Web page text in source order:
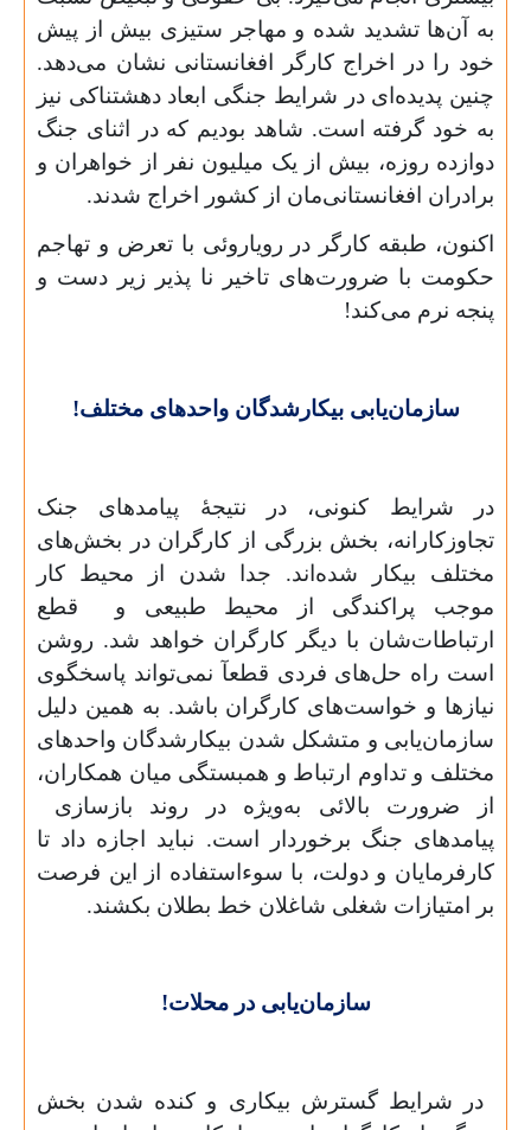
به آن‌ها تشدید شده و مهاجر ستیزی بیش از پیش
خود را در اخراج کارگر افغانستانی نشان می‌دهد.
چنین پدیده‌ای در شرایط جنگی ابعاد دهشتناکی نیز
به خود گرفته است. شاهد بودیم که در اثنای جنگ
دوازده روزه، بیش از یک میلیون نفر از خواهران و
برادران افغانستانی‌مان از کشور اخراج شدند.
اکنون، طبقه کارگر در رویاروئی با تعرض و تهاجم
حکومت با ضرورت‌های تاخیر نا پذیر زیر دست و
پنجه نرم می‌کند!
سازمان‌یابی بیکارشدگان واحدهای مختلف!
در شرایط کنونی، در نتیجۀ پیامدهای جنک
تجاوزکارانه، بخش بزرگی از کارگران در بخش‌های
مختلف بیکار شده‌اند. جدا شدن از محیط کار
موجب پراکندگی از محیط طبیعی و قطع
ارتباطات‌شان با دیگر کارگران خواهد شد. روشن
است راه حل‌های فردی قطعآ نمی‌تواند پاسخگوی
نیازها و خواست‌های کارگران باشد. به همین دلیل
سازمان‌یابی و متشکل شدن بیکارشدگان واحد‌های
مختلف و تداوم ارتباط و همبستگی میان همکاران،
از ضرورت بالائی به‌ویژه در روند بازسازی
پیامدهای جنگ برخوردار است. نباید اجازه داد تا
کارفرمایان و دولت، با سوءاستفاده از این فرصت
بر امتیازات شغلی شاغلان خط بطلان بکشند.
سازمان‌یابی در محلات!
در شرایط گسترش بیکاری و کنده شدن بخش